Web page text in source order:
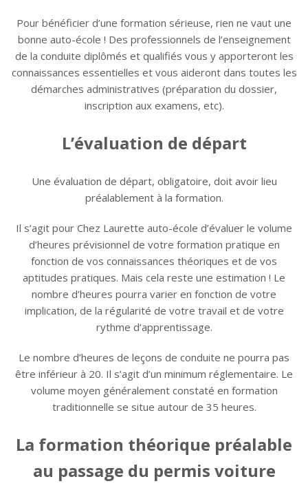
Pour bénéficier d’une formation sérieuse, rien ne vaut une
bonne auto-école ! Des professionnels de l’enseignement
de la conduite diplômés et qualifiés vous y apporteront les
connaissances essentielles et vous aideront dans toutes les
démarches administratives (préparation du dossier,
inscription aux examens, etc).
L’évaluation de départ
Une évaluation de départ, obligatoire, doit avoir lieu
préalablement à la formation.
Il s’agit pour Chez Laurette auto-école d’évaluer le volume
d’heures prévisionnel de votre formation pratique en
fonction de vos connaissances théoriques et de vos
aptitudes pratiques. Mais cela reste une estimation ! Le
nombre d’heures pourra varier en fonction de votre
implication, de la régularité de votre travail et de votre
rythme d’apprentissage.
Le nombre d’heures de leçons de conduite ne pourra pas
être inférieur à 20. Il s’agit d’un minimum réglementaire. Le
volume moyen généralement constaté en formation
traditionnelle se situe autour de 35 heures.
La formation théorique préalable
au passage du permis voiture